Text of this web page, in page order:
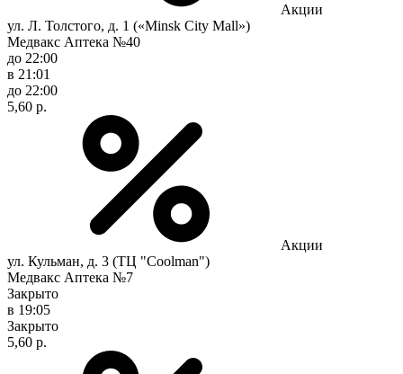
Акции
ул. Л. Толстого, д. 1 («Minsk City Mall»)
Медвакс Аптека №40
до 22:00
в 21:01
до 22:00
5,60 р.
Акции
ул. Кульман, д. 3 (ТЦ "Coolman")
Медвакс Аптека №7
Закрыто
в 19:05
Закрыто
5,60 р.